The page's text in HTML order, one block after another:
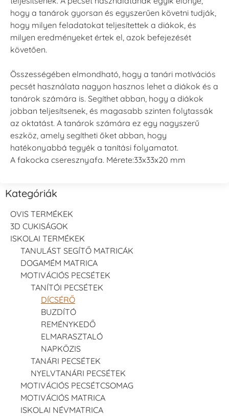
hogy a tanárok gyorsan és egyszerűen követni tudják,
hogy milyen feladatokat teljesítettek a diákok, és
milyen eredményeket értek el, azok befejezését
követően.
Összességében elmondható, hogy a tanári motívációs
pecsét használata nagyon hasznos lehet a diákok és a
tanárok számára is. Segíthet abban, hogy a diákok
jobban teljesítsenek, és magasabb szinten folytassák
az oktatást. A tanárok számára ez egy nagyszerű
eszköz, amely segítheti őket abban, hogy
hatékonyabbá tegyék a tanítási folyamatot.
A fakocka cseresznyafa. Mérete:33x33x20 mm
Kategóriák
OVIS TERMÉKEK
3D CUKISÁGOK
ISKOLAI TERMÉKEK
TANULÁST SEGÍTŐ MATRICÁK
DOGAMÉM MATRICA
MOTIVÁCIÓS PECSÉTEK
TANÍTÓI PECSÉTEK
DÍCSÉRŐ
BUZDÍTÓ
REMÉNYKEDŐ
ELMARASZTALÓ
NAPKÖZIS
TANÁRI PECSÉTEK
NYELVTANÁRI PECSÉTEK
MOTIVÁCIÓS PECSÉTCSOMAG
MOTIVÁCIÓS MATRICA
ISKOLAI NÉVMATRICA